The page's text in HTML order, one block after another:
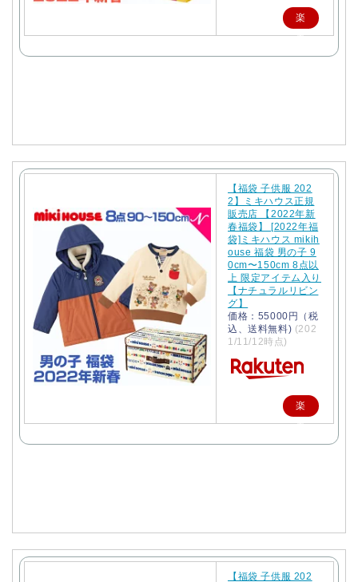
楽
天
【福袋 子供服 202
2】ミキハウス正規
販売店 【2022年新
春福袋】 [2022年福
袋]ミキハウス mikih
ouse 福袋 男の子 9
0cm〜150cm 8点以
上 限定アイテム入り
【ナチュラルリビン
グ】
価格：55000円（税
込、送料無料) (202
1/11/12時点)
楽
天
【福袋 子供服 202